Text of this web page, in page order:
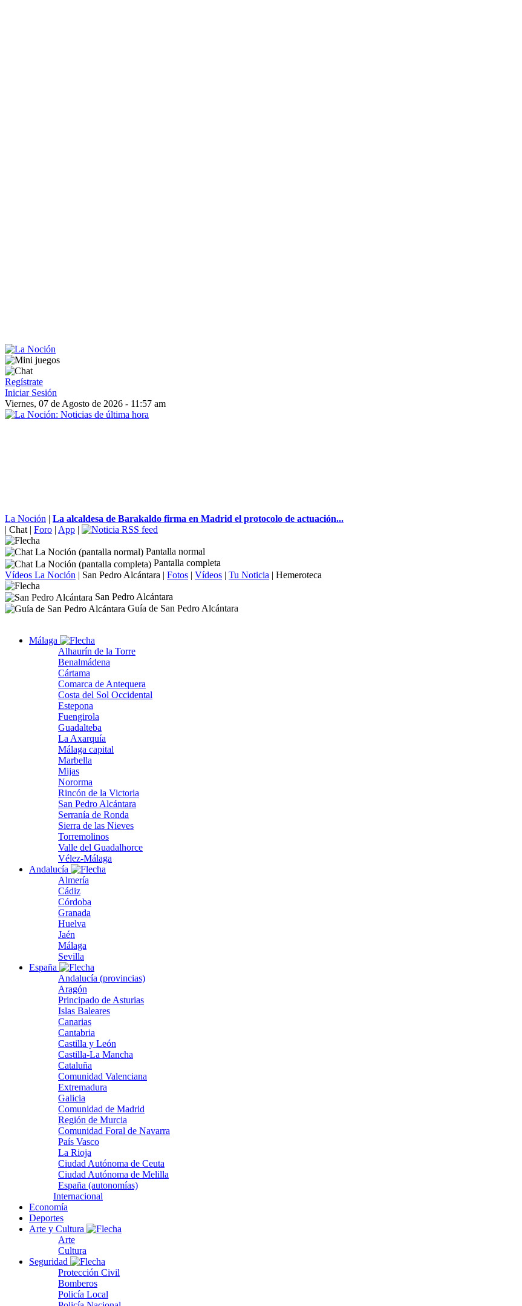
Regístrate
Iniciar Sesión
Viernes, 07 de Agosto de 2026 - 11:57 am
La Noción | La alcaldesa de Barakaldo firma en Madrid el protocolo de actuación...
| Chat | Foro | App |
Pantalla normal
Pantalla completa
Vídeos La Noción | San Pedro Alcántara | Fotos | Vídeos | Tu Noticia | Hemeroteca
San Pedro Alcántara
Guía de San Pedro Alcántara
Málaga
Alhaurín de la Torre
Benalmádena
Cártama
Comarca de Antequera
Costa del Sol Occidental
Estepona
Fuengirola
Guadalteba
La Axarquía
Málaga capital
Marbella
Mijas
Nororma
Rincón de la Victoria
San Pedro Alcántara
Serranía de Ronda
Sierra de las Nieves
Torremolinos
Valle del Guadalhorce
Vélez-Málaga
Andalucía
Almería
Cádiz
Córdoba
Granada
Huelva
Jaén
Málaga
Sevilla
España
Andalucía (provincias)
Aragón
Principado de Asturias
Islas Baleares
Canarias
Cantabria
Castilla y León
Castilla-La Mancha
Cataluña
Comunidad Valenciana
Extremadura
Galicia
Comunidad de Madrid
Región de Murcia
Comunidad Foral de Navarra
País Vasco
La Rioja
Ciudad Autónoma de Ceuta
Ciudad Autónoma de Melilla
España (autonomías)
Internacional
Economía
Deportes
Arte y Cultura
Arte
Cultura
Seguridad
Protección Civil
Bomberos
Policía Local